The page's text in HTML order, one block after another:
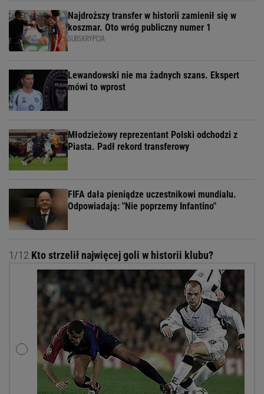
Najdroższy transfer w historii zamienił się w
koszmar. Oto wróg publiczny numer 1
SUBSKRYPCJA
Lewandowski nie ma żadnych szans. Ekspert
mówi to wprost
Młodzieżowy reprezentant Polski odchodzi z
Piasta. Padł rekord transferowy
FIFA dała pieniądze uczestnikowi mundialu.
Odpowiadają: "Nie poprzemy Infantino"
1/12 Kto strzelił najwięcej goli w historii klubu?